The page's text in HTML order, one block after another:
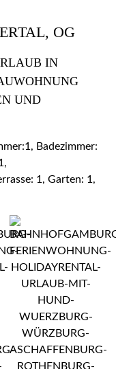
OG
IN D
Z
UND L
Badezimmer:
1, Garten: 1,